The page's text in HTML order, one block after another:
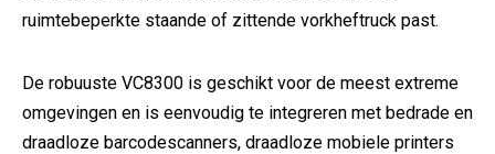
ruimtebeperkte staande of zittende vorkheftruck past.
De robuuste VC8300 is geschikt voor de meest extreme
omgevingen en is eenvoudig te integreren met bedrade en
draadloze barcodescanners, draadloze mobiele printers